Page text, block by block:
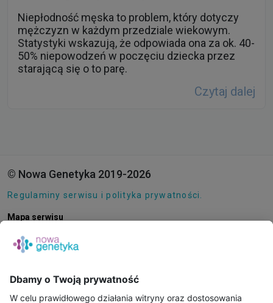
Niepłodność męska to problem, który dotyczy
mężczyzn w każdym przedziale wiekowym.
Statystyki wskazują, że odpowiada ona za ok. 40-
50% niepowodzeń w poczęciu dziecka przez
starającą się o to parę.
Czytaj dalej
© Nowa Genetyka 2019-2026
Regulaminy serwisu i polityka prywatności.
Mapa serwisu
E-SKLEP
PUNKTY POBRAŃ